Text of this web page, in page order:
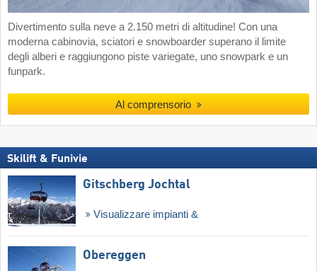
Divertimento sulla neve a 2.150 metri di altitudine! Con una
moderna cabinovia, sciatori e snowboarder superano il limite
degli alberi e raggiungono piste variegate, uno snowpark e un
funpark.
Al comprensorio
Skilift & Funivie
Gitschberg Jochtal
Visualizzare impianti &
Obereggen